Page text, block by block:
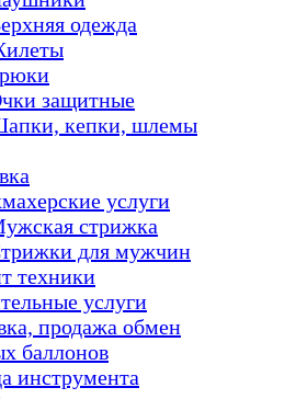
одежда
защитные
кепки, шлемы
услуги
стрижка
для мужчин
техники
услуги
продажа обмен
баллонов
инструмента